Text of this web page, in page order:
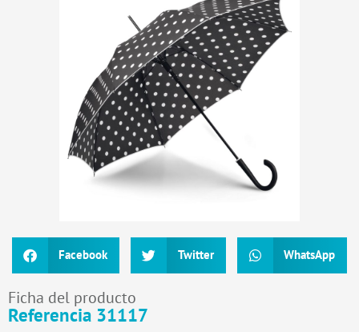
Facebook Twitter WhatsApp
Ficha del producto
Referencia 31117